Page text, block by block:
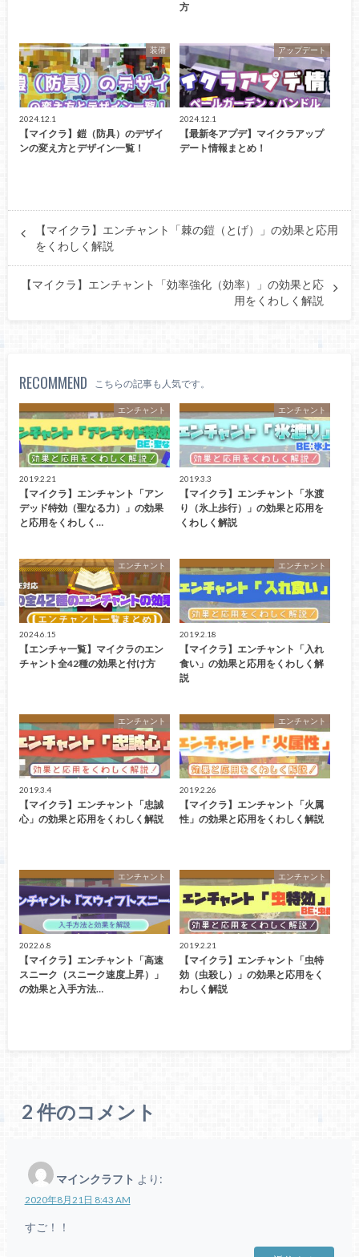
方
装備
2024.12.1
【マイクラ】鎧（防具）のデザイ
ンの変え方とデザイン一覧！
アップデート
2024.12.1
【最新冬アプデ】マイクラアップ
デート情報まとめ！
【マイクラ】エンチャント「棘の鎧（とげ）」の効果と応用
をくわしく解説
【マイクラ】エンチャント「効率強化（効率）」の効果と応
用をくわしく解説
RECOMMEND こちらの記事も人気です。
エンチャント
2019.2.21
【マイクラ】エンチャント「アン
デッド特効（聖なる力）」の効果
と応用をくわしく…
エンチャント
2019.3.3
【マイクラ】エンチャント「氷渡
り（氷上歩行）」の効果と応用を
くわしく解説
エンチャント
2024.6.15
【エンチャ一覧】マイクラのエン
チャント全42種の効果と付け方
エンチャント
2019.2.18
【マイクラ】エンチャント「入れ
食い」の効果と応用をくわしく解
説
エンチャント
2019.3.4
【マイクラ】エンチャント「忠誠
心」の効果と応用をくわしく解説
エンチャント
2019.2.26
【マイクラ】エンチャント「火属
性」の効果と応用をくわしく解説
エンチャント
2022.6.8
【マイクラ】エンチャント「高速
スニーク（スニーク速度上昇）」
の効果と入手方法…
エンチャント
2019.2.21
【マイクラ】エンチャント「虫特
効（虫殺し）」の効果と応用をく
わしく解説
2件のコメント
マインクラフト より:
2020年8月21日 8:43 AM
すご！！